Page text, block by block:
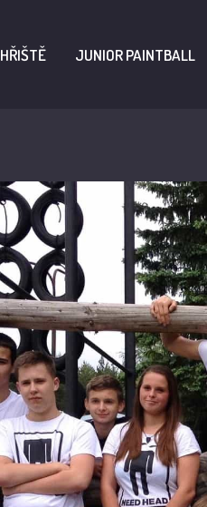
HŘIŠTĚ JUNIOR PAINTBALL